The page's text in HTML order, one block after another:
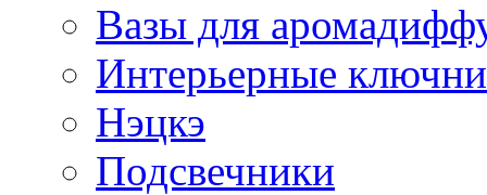
Вазы для
Интерьерные
Нэцкэ
Подсвечники